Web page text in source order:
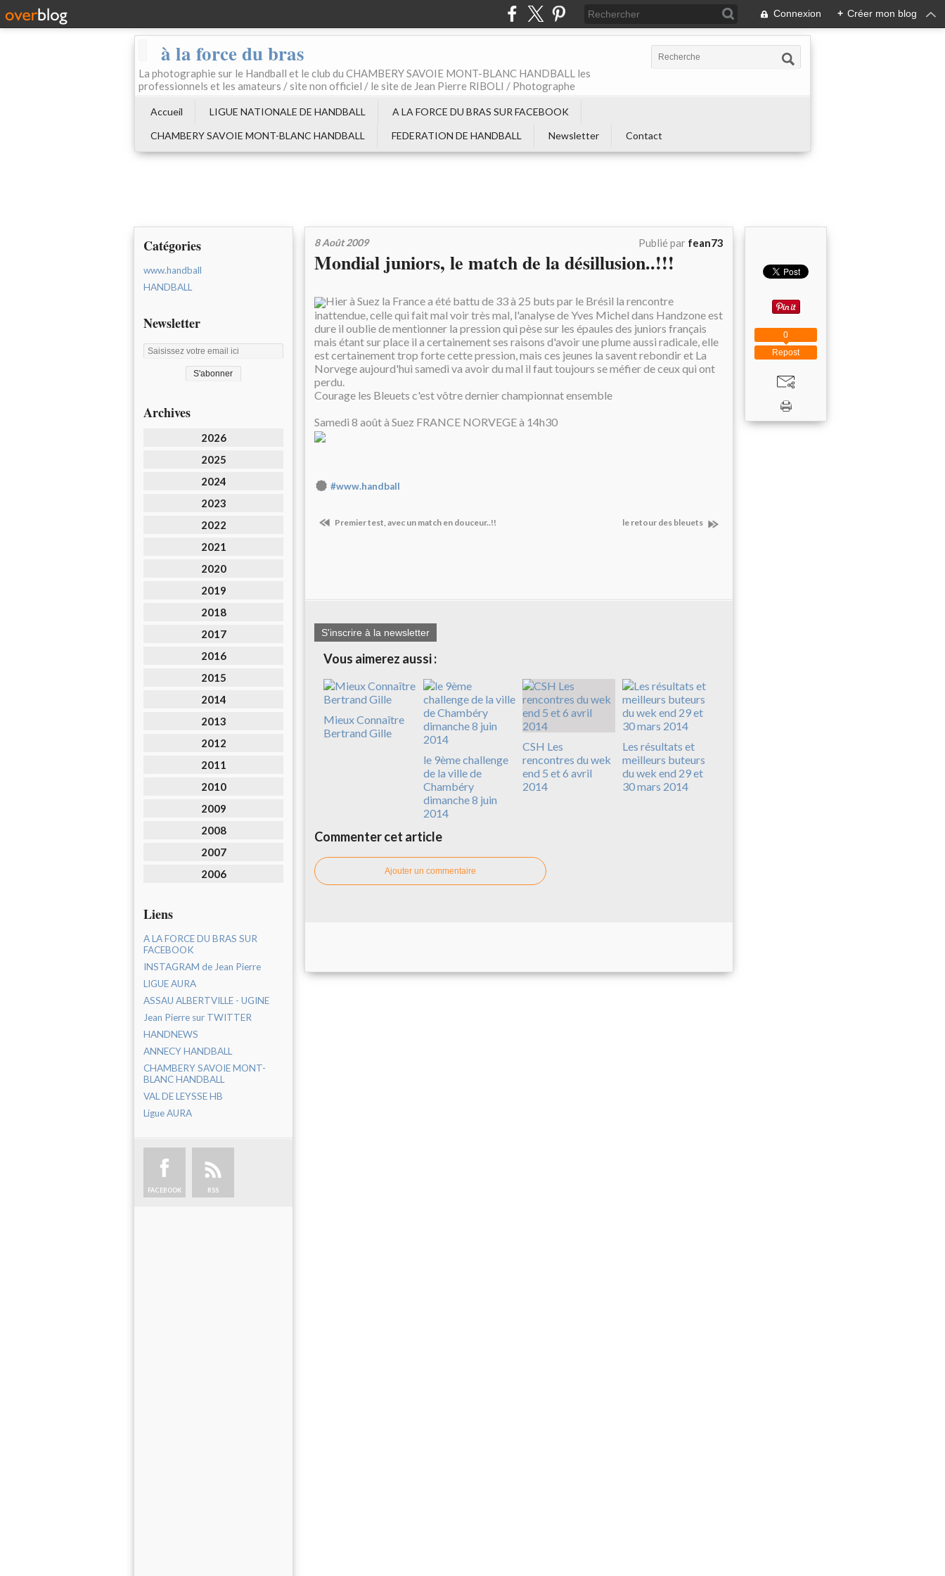
Connexion + Créer mon blog
à la force du bras
La photographie sur le Handball et le club du CHAMBERY SAVOIE MONT-BLANC HANDBALL les
professionnels et les amateurs / site non officiel / le site de Jean Pierre RIBOLI / Photographe
Accueil LIGUE NATIONALE DE HANDBALL
A LA FORCE DU BRAS SUR FACEBOOK
CHAMBERY SAVOIE MONT-BLANC HANDBALL
FEDERATION DE HANDBALL Newsletter Contact
Catégories
www.handball
HANDBALL
Newsletter
Archives
2026
2025
2024
2023
2022
2021
2020
2019
2018
2017
2016
2015
2014
2013
2012
2011
2010
2009
2008
2007
2006
Liens
A LA FORCE DU BRAS SUR
FACEBOOK
INSTAGRAM de Jean Pierre
LIGUE AURA
ASSAU ALBERTVILLE - UGINE
Jean Pierre sur TWITTER
HANDNEWS
ANNECY HANDBALL
CHAMBERY SAVOIE MONT-
BLANC HANDBALL
VAL DE LEYSSE HB
Ligue AURA
FACEBOOK RSS
8 Août 2009 Publié par fean73
Mondial juniors, le match de la désillusion..!!!
Hier à Suez la France a été battu de 33 à 25 buts par le Brésil la rencontre
inattendue, celle qui fait mal voir très mal, l'analyse de Yves Michel dans Handzone est
dure il oublie de mentionner la pression qui pèse sur les épaules des juniors français
mais étant sur place il a certainement ses raisons d'avoir une plume aussi radicale, elle
est certainement trop forte cette pression, mais ces jeunes la savent rebondir et La
Norvege aujourd'hui samedi va avoir du mal il faut toujours se méfier de ceux qui ont
perdu.
Courage les Bleuets c'est vôtre dernier championnat ensemble
Samedi 8 août à Suez FRANCE NORVEGE à 14h30
#www.handball
Premier test, avec un match en douceur..!! le retour des bleuets
S'inscrire à la newsletter
Vous aimerez aussi :
Mieux Connaître
Bertrand Gille
le 9ème challenge
de la ville de
Chambéry
dimanche 8 juin
2014
CSH Les
rencontres du wek
end 5 et 6 avril
2014
Les résultats et
meilleurs buteurs
du wek end 29 et
30 mars 2014
Commenter cet article
Ajouter un commentaire
Repost
0